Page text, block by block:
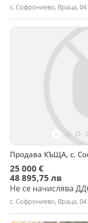
с. Софрониево, Враца, 04
Продава КЪЩА, с.
25 000 €
48 895,75 лв
Не се начислява
с. Софрониево, Враца, 04